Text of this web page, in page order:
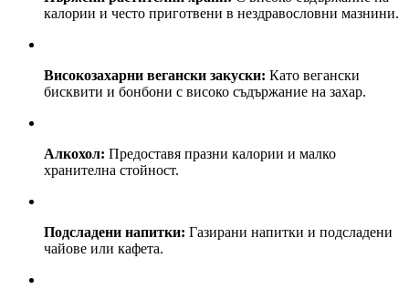
калории и често приготвени в нездравословни мазнини.
Високозахарни вегански закуски: Като вегански
бисквити и бонбони с високо съдържание на захар.
Алкохол: Предоставя празни калории и малко
хранителна стойност.
Подсладени напитки: Газирани напитки и подсладени
чайове или кафета.